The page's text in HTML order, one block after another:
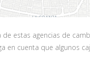
estas agencias de
en cuenta que algunos